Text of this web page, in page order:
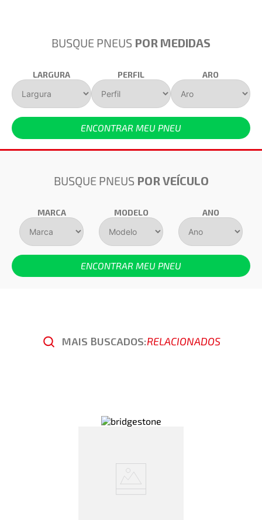
BUSQUE PNEUS POR MEDIDAS
LARGURA PERFIL ARO
ENCONTRAR MEU PNEU
BUSQUE PNEUS POR VEÍCULO
MARCA MODELO ANO
ENCONTRAR MEU PNEU
MAIS BUSCADOS:RELACIONADOS